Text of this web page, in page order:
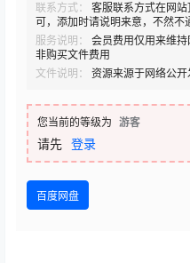
联系方式：
客服联系方式在网
可，添加时请说明来意，不然不
服务说明：
会员费用仅用来维
非购买文件费用
文件说明：
资源来源于网络公
您当前的等级为 游客
请先 登录
百度网盘